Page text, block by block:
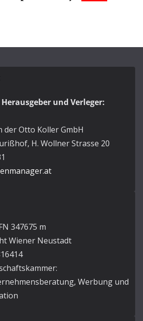
und Verleger:
Otto Koller GmbH
H. Wollner Strasse 20
347675 m
Wiener Neustadt
Werbung und